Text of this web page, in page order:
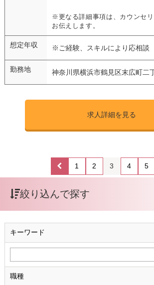
※更なる詳細事項は、カウンセ
お伝えします。
想定年収 ※ご経験、スキルにより応相談
勤務地 神奈川県横浜市鶴見区末広町二
求人詳細を見る
1 2 3 4 5
絞り込んで探す
キーワード
職種